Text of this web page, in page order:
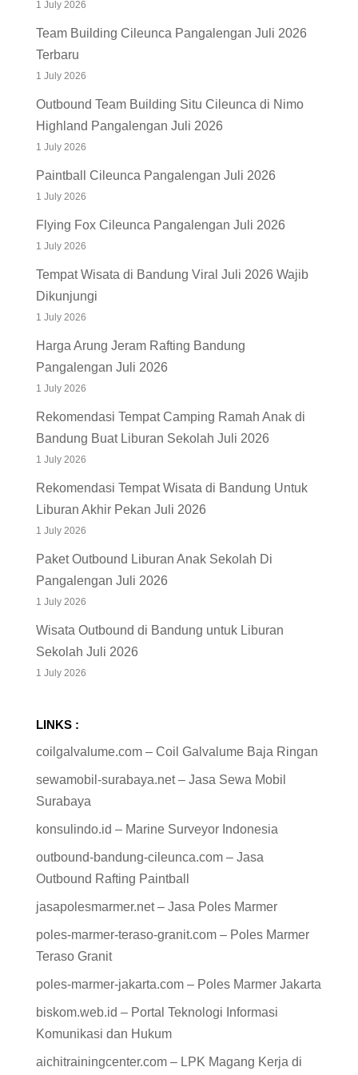
1 July 2026
Team Building Cileunca Pangalengan Juli 2026
Terbaru
1 July 2026
Outbound Team Building Situ Cileunca di Nimo
Highland Pangalengan Juli 2026
1 July 2026
Paintball Cileunca Pangalengan Juli 2026
1 July 2026
Flying Fox Cileunca Pangalengan Juli 2026
1 July 2026
Tempat Wisata di Bandung Viral Juli 2026 Wajib
Dikunjungi
1 July 2026
Harga Arung Jeram Rafting Bandung
Pangalengan Juli 2026
1 July 2026
Rekomendasi Tempat Camping Ramah Anak di
Bandung Buat Liburan Sekolah Juli 2026
1 July 2026
Rekomendasi Tempat Wisata di Bandung Untuk
Liburan Akhir Pekan Juli 2026
1 July 2026
Paket Outbound Liburan Anak Sekolah Di
Pangalengan Juli 2026
1 July 2026
Wisata Outbound di Bandung untuk Liburan
Sekolah Juli 2026
1 July 2026
LINKS :
coilgalvalume.com – Coil Galvalume Baja Ringan
sewamobil-surabaya.net – Jasa Sewa Mobil
Surabaya
konsulindo.id – Marine Surveyor Indonesia
outbound-bandung-cileunca.com – Jasa
Outbound Rafting Paintball
jasapolesmarmer.net – Jasa Poles Marmer
poles-marmer-teraso-granit.com – Poles Marmer
Teraso Granit
poles-marmer-jakarta.com – Poles Marmer Jakarta
biskom.web.id – Portal Teknologi Informasi
Komunikasi dan Hukum
aichitrainingcenter.com – LPK Magang Kerja di